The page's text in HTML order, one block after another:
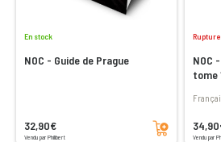
En stock
NOC - Guide de Prague
32,90€
Vendu par Philibert
Ajouter au panier
Rupture
NOC
tome
Vendu par